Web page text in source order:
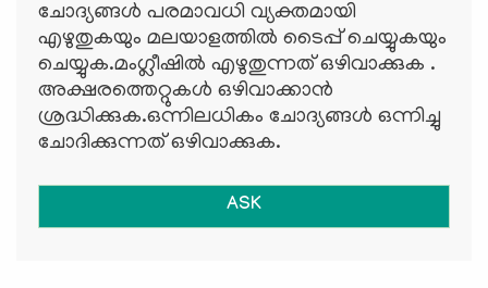
ചോദ്യങ്ങള്‍ പരമാവധി വ്യക്തമായി
എഴുതുകയും മലയാളത്തില്‍ ടൈപ്പ് ചെയ്യുകയും
ചെയ്യുക.മംഗ്ലീഷില്‍ എഴുതുന്നത് ഒഴിവാക്കുക .
അക്ഷരത്തെറ്റുകള്‍ ഒഴിവാക്കാന്‍
ശ്രദ്ധിക്കുക.ഒന്നിലധികം ചോദ്യങ്ങള്‍ ഒന്നിച്ചു
ചോദിക്കുന്നത് ഒഴിവാക്കുക.
ASK